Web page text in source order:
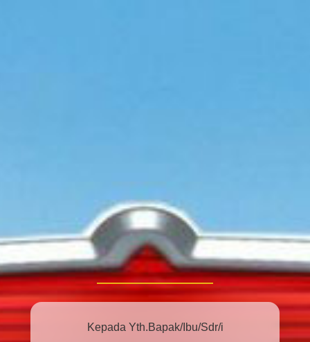
Kepada Yth.Bapak/Ibu/Sdr/i